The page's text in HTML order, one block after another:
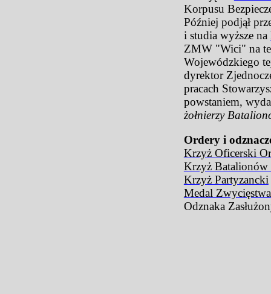
Korpusu
Później podjął
i studia wyższe na
ZMW "Wici" na
Wojewódzkiego
dyrektor
pracach
powstaniem,
żołnierzy
Ordery i
Krzyż Oficerski
Krzyż Batalionów
Krzyż Partyzancki
Medal
Odznaka